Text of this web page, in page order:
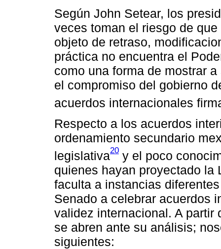
Según John Setear, los
veces toman el riesgo de
objeto de retraso,
práctica no encuentra el
como una forma de mostrar
el compromiso del gobierno
acuerdos internacionales
Respecto a los acuerdos
ordenamiento secundario
legislativa20 y el poco
quienes hayan proyectado la
faculta a instancias
Senado a celebrar acuerdos
validez internacional. A
se abren ante su análisis;
siguientes: